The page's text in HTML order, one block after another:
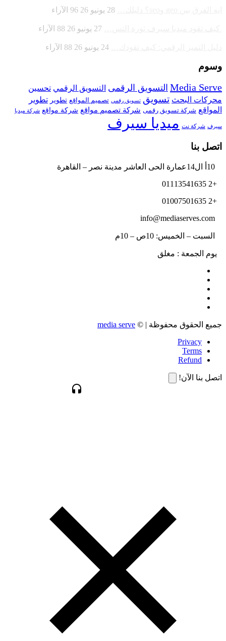
28 يونيو 26 96 الآراء
27 يونيو 26 88 الآراء
24 يونيو 26 88 الآراء
وسوم
Media Serve التسويق الرقمى التسويق الرقمي تحسين
محركات البحث تسويق تسويق رقمي تصميم المواقع تطوير تطوير
المواقع شركة تسويق رقمى شركة تصميم مواقع شركة مواقع شركة ميديا
سيرف شركة نت ميديا سيرف
اتصل بنا
+2 01113541635
+2 01007501635
السبت – الخميس: 10ص – 10م
يوم الجمعة : مغلق
جميع الحقوق محفوظة | © media serve
Privacy
Terms
Refund
اتصل بنا الآن!